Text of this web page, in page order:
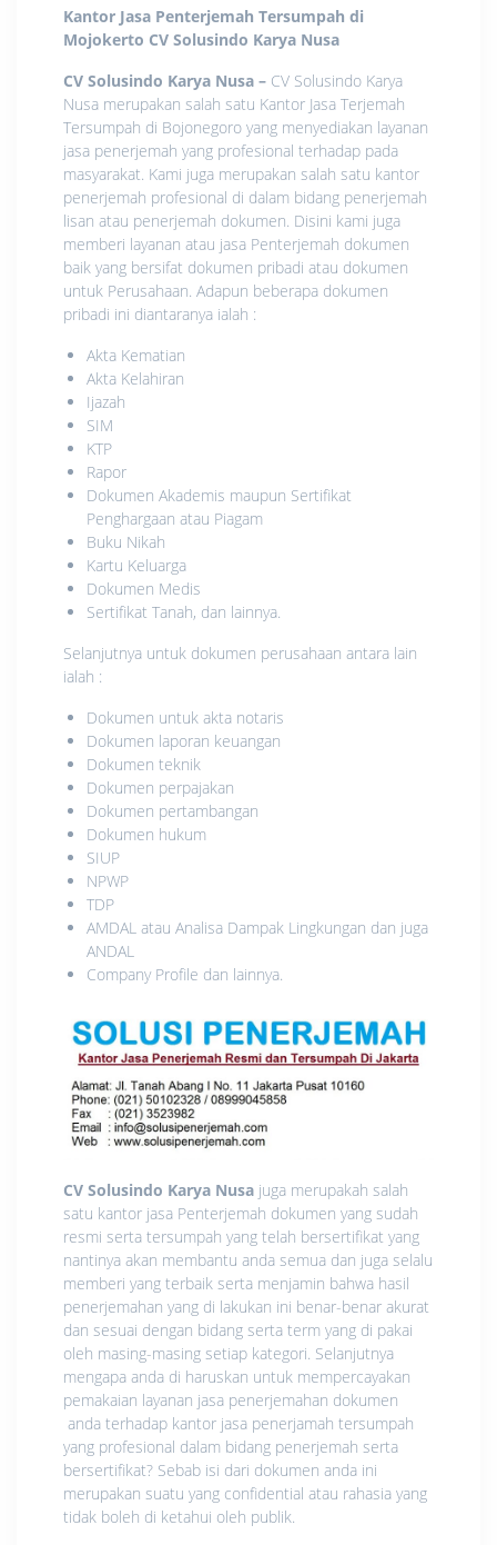
Kantor Jasa Penterjemah Tersumpah di
Mojokerto CV Solusindo Karya Nusa
CV Solusindo Karya Nusa – CV Solusindo Karya
Nusa merupakan salah satu Kantor Jasa Terjemah
Tersumpah di Bojonegoro yang menyediakan layanan
jasa penerjemah yang profesional terhadap pada
masyarakat. Kami juga merupakan salah satu kantor
penerjemah profesional di dalam bidang penerjemah
lisan atau penerjemah dokumen. Disini kami juga
memberi layanan atau jasa Penterjemah dokumen
baik yang bersifat dokumen pribadi atau dokumen
untuk Perusahaan. Adapun beberapa dokumen
pribadi ini diantaranya ialah :
Akta Kematian
Akta Kelahiran
Ijazah
SIM
KTP
Rapor
Dokumen Akademis maupun Sertifikat
Penghargaan atau Piagam
Buku Nikah
Kartu Keluarga
Dokumen Medis
Sertifikat Tanah, dan lainnya.
Selanjutnya untuk dokumen perusahaan antara lain
ialah :
Dokumen untuk akta notaris
Dokumen laporan keuangan
Dokumen teknik
Dokumen perpajakan
Dokumen pertambangan
Dokumen hukum
SIUP
NPWP
TDP
AMDAL atau Analisa Dampak Lingkungan dan juga
ANDAL
Company Profile dan lainnya.
CV Solusindo Karya Nusa juga merupakah salah
satu kantor jasa Penterjemah dokumen yang sudah
resmi serta tersumpah yang telah bersertifikat yang
nantinya akan membantu anda semua dan juga selalu
memberi yang terbaik serta menjamin bahwa hasil
penerjemahan yang di lakukan ini benar-benar akurat
dan sesuai dengan bidang serta term yang di pakai
oleh masing-masing setiap kategori. Selanjutnya
mengapa anda di haruskan untuk mempercayakan
pemakaian layanan jasa penerjemahan dokumen
anda terhadap kantor jasa penerjamah tersumpah
yang profesional dalam bidang penerjemah serta
bersertifikat? Sebab isi dari dokumen anda ini
merupakan suatu yang confidential atau rahasia yang
tidak boleh di ketahui oleh publik.